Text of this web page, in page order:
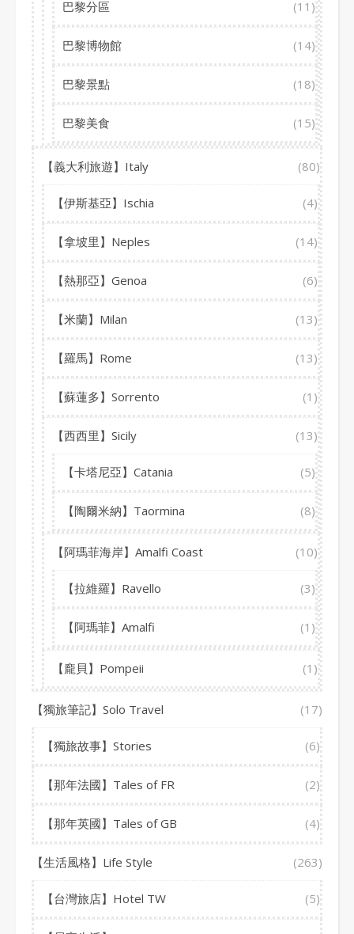
巴黎分區 (11)
巴黎博物館 (14)
巴黎景點 (18)
巴黎美食 (15)
【義大利旅遊】Italy (80)
【伊斯基亞】Ischia (4)
【拿坡里】Neples (14)
【熱那亞】Genoa (6)
【米蘭】Milan (13)
【羅馬】Rome (13)
【蘇蓮多】Sorrento (1)
【西西里】Sicily (13)
【卡塔尼亞】Catania (5)
【陶爾米納】Taormina (8)
【阿瑪菲海岸】Amalfi Coast (10)
【拉維羅】Ravello (3)
【阿瑪菲】Amalfi (1)
【龐貝】Pompeii (1)
【獨旅筆記】Solo Travel (17)
【獨旅故事】Stories (6)
【那年法國】Tales of FR (2)
【那年英國】Tales of GB (4)
【生活風格】Life Style (263)
【台灣旅店】Hotel TW (5)